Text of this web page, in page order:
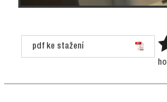
pdf ke stažení